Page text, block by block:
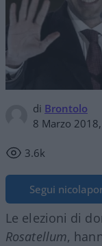
di Brontolo
8 Marzo
3.6k
Segui
Le elezioni di
Rosatellum,